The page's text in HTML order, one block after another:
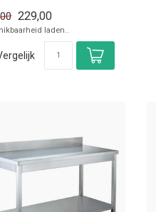
229,00
laden..